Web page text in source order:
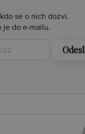
se o nich dozví.
je do e-mailu.